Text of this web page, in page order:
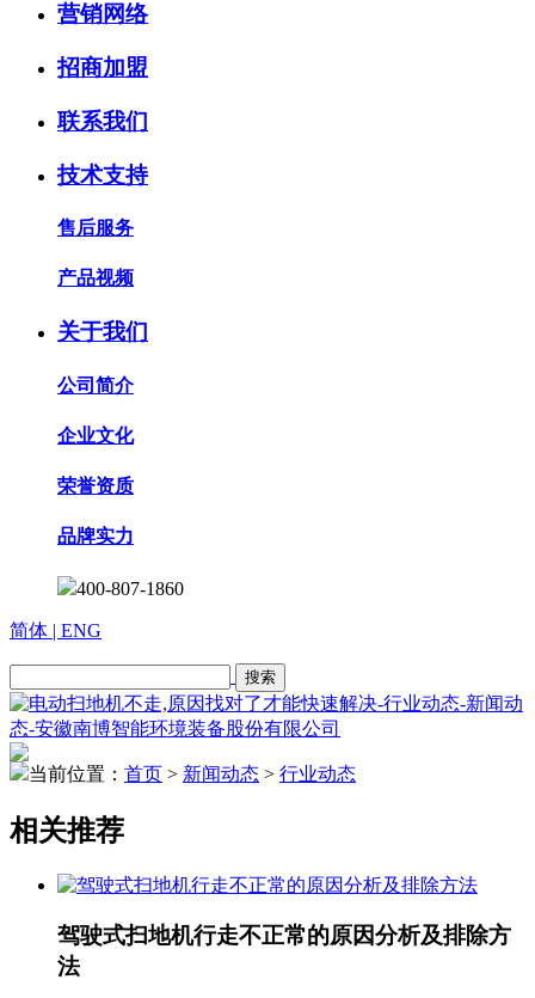
营销网络
招商加盟
联系我们
技术支持
售后服务
产品视频
关于我们
公司简介
企业文化
荣誉资质
品牌实力
400-807-1860
简体 | ENG
当前位置： 首页 > 新闻动态 > 行业动态
相关推荐
驾驶式扫地机行走不正常的原因分析及排除方
法